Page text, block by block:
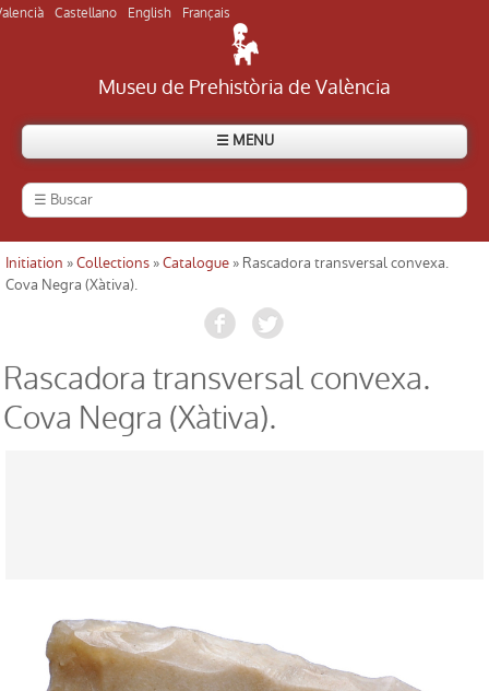
Museu de Prehistòria de València
☰ MENU
Le Musée
Visiter des sites archéologiques
Répertoire
Collection
Catalogue
Castellano English Français
Usted está aquí
Initiation »Collections »Catalogue » Rascadora transversal convexa.
Cova Negra (Xàtiva).
Rascadora transversal convexa.
Cova Negra (Xàtiva).